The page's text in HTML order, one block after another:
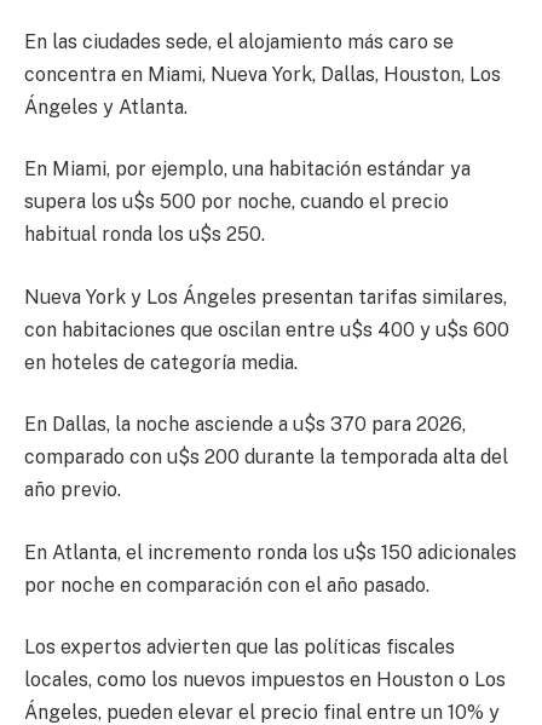
En las ciudades sede, el alojamiento más caro se
concentra en Miami, Nueva York, Dallas, Houston, Los
Ángeles y Atlanta.
En Miami, por ejemplo, una habitación estándar ya
supera los u$s 500 por noche, cuando el precio
habitual ronda los u$s 250.
Nueva York y Los Ángeles presentan tarifas similares,
con habitaciones que oscilan entre u$s 400 y u$s 600
en hoteles de categoría media.
En Dallas, la noche asciende a u$s 370 para 2026,
comparado con u$s 200 durante la temporada alta del
año previo.
En Atlanta, el incremento ronda los u$s 150 adicionales
por noche en comparación con el año pasado.
Los expertos advierten que las políticas fiscales
locales, como los nuevos impuestos en Houston o Los
Ángeles, pueden elevar el precio final entre un 10% y